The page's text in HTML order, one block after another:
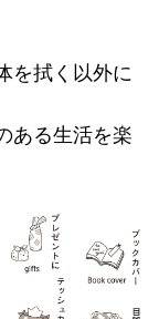
を拭く以外に
ある生活を楽